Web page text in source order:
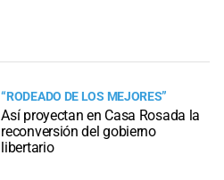
“RODEADO DE LOS MEJORES”
Así proyectan en Casa Rosada la
reconversión del gobierno
libertario